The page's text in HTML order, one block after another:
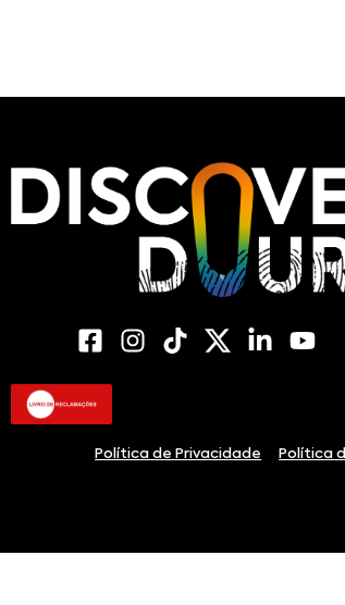
Política de Privacidade Política